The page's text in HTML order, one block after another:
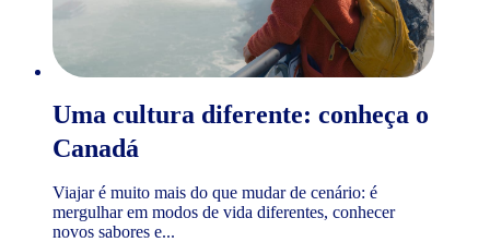
Uma cultura diferente: conheça o
Canadá
Viajar é muito mais do que mudar de cenário: é
mergulhar em modos de vida diferentes, conhecer
novos sabores e...